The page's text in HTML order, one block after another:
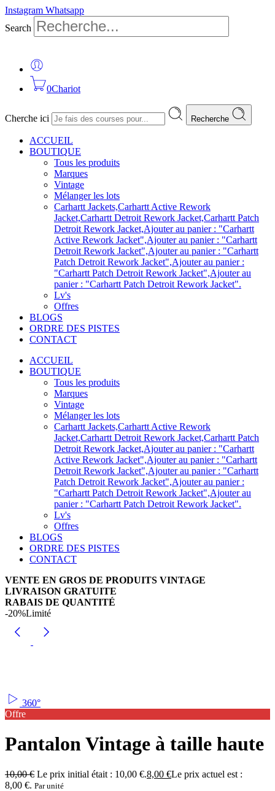
Instagram Whatsapp
Search
0Chariot
Cherche ici Recherche
ACCUEIL
BOUTIQUE
Tous les produits
Marques
Vintage
Mélanger les lots
Carhartt Jackets,Carhartt Active Rework
Jacket,Carhartt Detroit Rework Jacket,Carhartt Patch
Detroit Rework Jacket,Ajouter au panier : "Carhartt
Active Rework Jacket",Ajouter au panier : "Carhartt
Detroit Rework Jacket",Ajouter au panier : "Carhartt
Patch Detroit Rework Jacket",Ajouter au panier :
"Carhartt Patch Detroit Rework Jacket",Ajouter au
panier : "Carhartt Patch Detroit Rework Jacket".
Lv's
Offres
BLOGS
ORDRE DES PISTES
CONTACT
ACCUEIL
BOUTIQUE
Tous les produits
Marques
Vintage
Mélanger les lots
Carhartt Jackets,Carhartt Active Rework
Jacket,Carhartt Detroit Rework Jacket,Carhartt Patch
Detroit Rework Jacket,Ajouter au panier : "Carhartt
Active Rework Jacket",Ajouter au panier : "Carhartt
Detroit Rework Jacket",Ajouter au panier : "Carhartt
Patch Detroit Rework Jacket",Ajouter au panier :
"Carhartt Patch Detroit Rework Jacket",Ajouter au
panier : "Carhartt Patch Detroit Rework Jacket".
Lv's
Offres
BLOGS
ORDRE DES PISTES
CONTACT
VENTE EN GROS DE PRODUITS VINTAGE
LIVRAISON GRATUITE
RABAIS DE QUANTITÉ
-20%Limité
360°
Offre
Pantalon Vintage à taille haute
10,00€ Le prix initial était : 10,00 €.8,00 €Le prix actuel est :
8,00 €. Par unité